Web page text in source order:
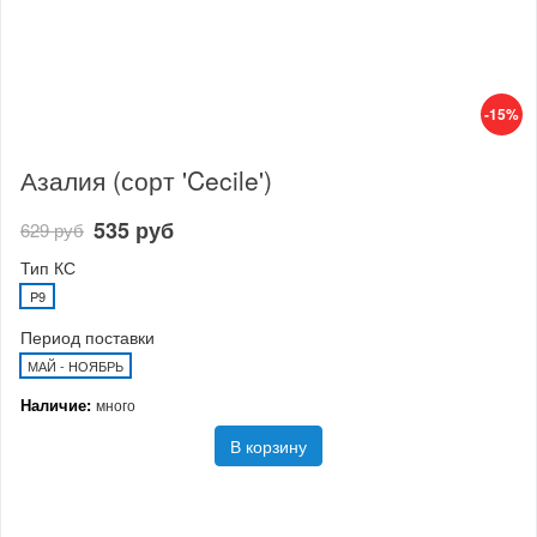
-15%
Азалия (сорт 'Cecile')
629 руб 535 руб
Тип КС
P9
Период поставки
МАЙ - НОЯБРЬ
Наличие: много
В корзину